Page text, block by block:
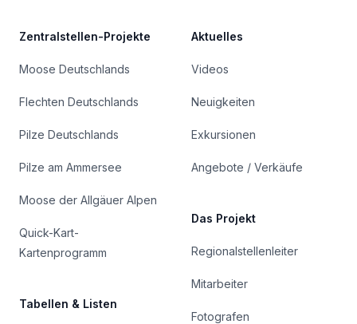
Zentralstellen-Projekte
Moose Deutschlands
Flechten Deutschlands
Pilze Deutschlands
Pilze am Ammersee
Moose der Allgäuer Alpen
Quick-Kart-
Kartenprogramm
Tabellen & Listen
Aktuelles
Videos
Neuigkeiten
Exkursionen
Angebote / Verkäufe
Das Projekt
Regionalstellenleiter
Mitarbeiter
Fotografen